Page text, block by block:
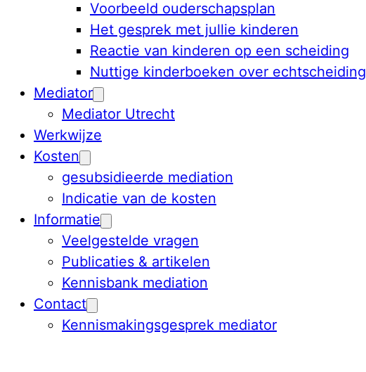
Voorbeeld ouderschapsplan
Het gesprek met jullie kinderen
Reactie van kinderen op een scheiding
Nuttige kinderboeken over echtscheiding
Mediator
Mediator Utrecht
Werkwijze
Kosten
gesubsidieerde mediation
Indicatie van de kosten
Informatie
Veelgestelde vragen
Publicaties & artikelen
Kennisbank mediation
Contact
Kennismakingsgesprek mediator